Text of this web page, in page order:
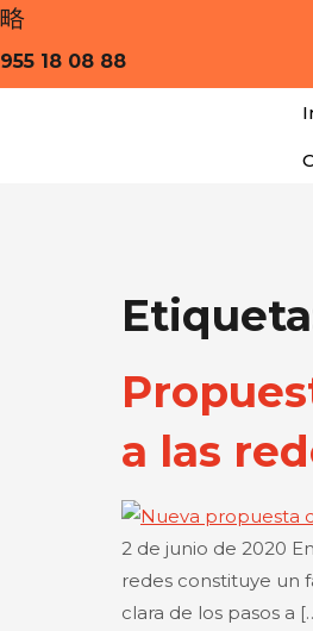
955 18 08 88
a las
2 de junio de 2020
redes constituye un
clara de los pasos a